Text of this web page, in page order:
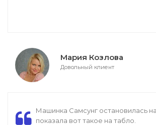
Мария Козлова
Довольный клиент
Машинка Самсунг остановилась
показала вот такое на табло.